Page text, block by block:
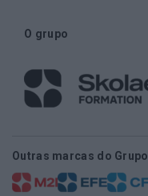
O grupo
Outras marcas do Grupo